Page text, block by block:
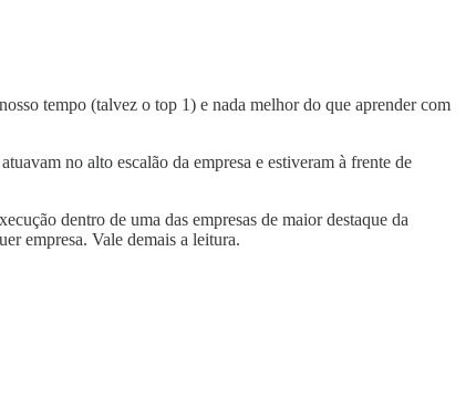
tempo (talvez o top 1) e nada melhor do que aprender com
no alto escalão da empresa e estiveram à frente de
dentro de uma das empresas de maior destaque da
empresa. Vale demais a leitura.